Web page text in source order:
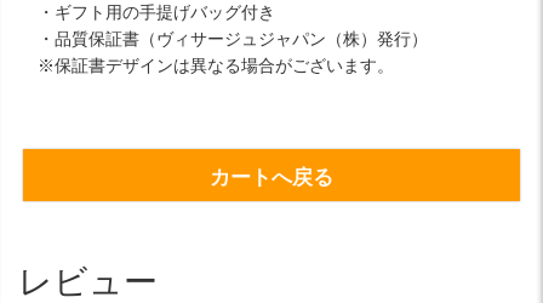
・ギフト用の手提げバッグ付き
・品質保証書（ヴィサージュジャパン（株）発行）
※保証書デザインは異なる場合がございます。
カートへ戻る
レビュー